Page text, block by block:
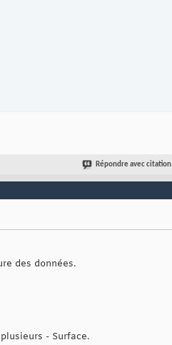
:=.Fields(1))
Répondre avec citation
des données.
- Surface.